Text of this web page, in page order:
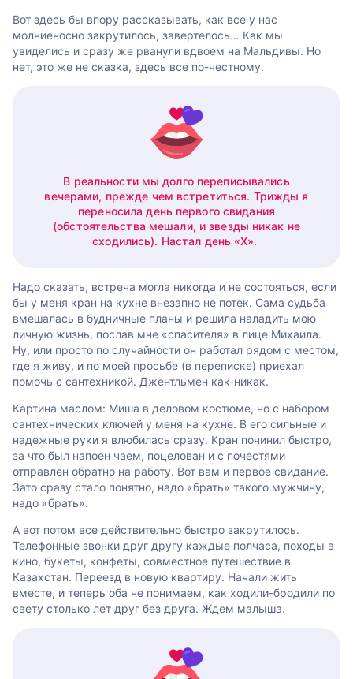
Вот здесь бы впору рассказывать, как все у нас
молниеносно закрутилось, завертелось… Как мы
увиделись и сразу же рванули вдвоем на Мальдивы. Но
нет, это же не сказка, здесь все по-честному.
В реальности мы долго переписывались
вечерами, прежде чем встретиться. Трижды я
переносила день первого свидания
(обстоятельства мешали, и звезды никак не
сходились). Настал день «X».
Надо сказать, встреча могла никогда и не состояться, если
бы у меня кран на кухне внезапно не потек. Сама судьба
вмешалась в будничные планы и решила наладить мою
личную жизнь, послав мне «спасителя» в лице Михаила.
Ну, или просто по случайности он работал рядом с местом,
где я живу, и по моей просьбе (в переписке) приехал
помочь с сантехникой. Джентльмен как-никак.
Картина маслом: Миша в деловом костюме, но с набором
сантехнических ключей у меня на кухне. В его сильные и
надежные руки я влюбилась сразу. Кран починил быстро,
за что был напоен чаем, поцелован и с почестями
отправлен обратно на работу. Вот вам и первое свидание.
Зато сразу стало понятно, надо «брать» такого мужчину,
надо «брать».
А вот потом все действительно быстро закрутилось.
Телефонные звонки друг другу каждые полчаса, походы в
кино, букеты, конфеты, совместное путешествие в
Казахстан. Переезд в новую квартиру. Начали жить
вместе, и теперь оба не понимаем, как ходили-бродили по
свету столько лет друг без друга. Ждем малыша.